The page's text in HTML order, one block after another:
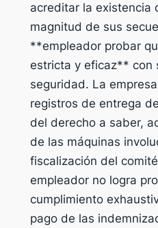
acreditar la existencia
magnitud de sus
**empleador probar
estricta y eficaz** con
seguridad. La
registros de entrega
del derecho a saber,
de las máquinas
fiscalización del
empleador no logra
cumplimiento
pago de las